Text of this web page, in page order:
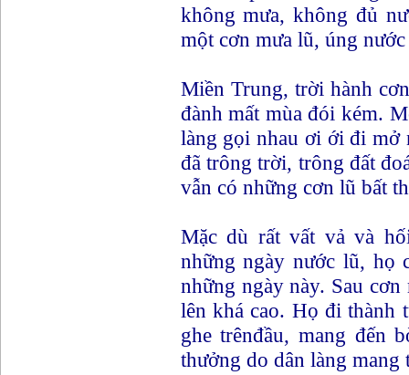
không mưa, không đủ
một cơn mưa lũ, úng
Miền Trung, trời hành
đành mất mùa đói kém.
làng gọi nhau ơi ới đi mở
đã trông trời, trông đất
vẫn có những cơn lũ bất
Mặc dù rất vất vả và
những ngày nước lũ, họ
những ngày này. Sau
lên khá cao. Họ đi thành
ghe trênđầu, mang đến
thưởng do dân làng mang